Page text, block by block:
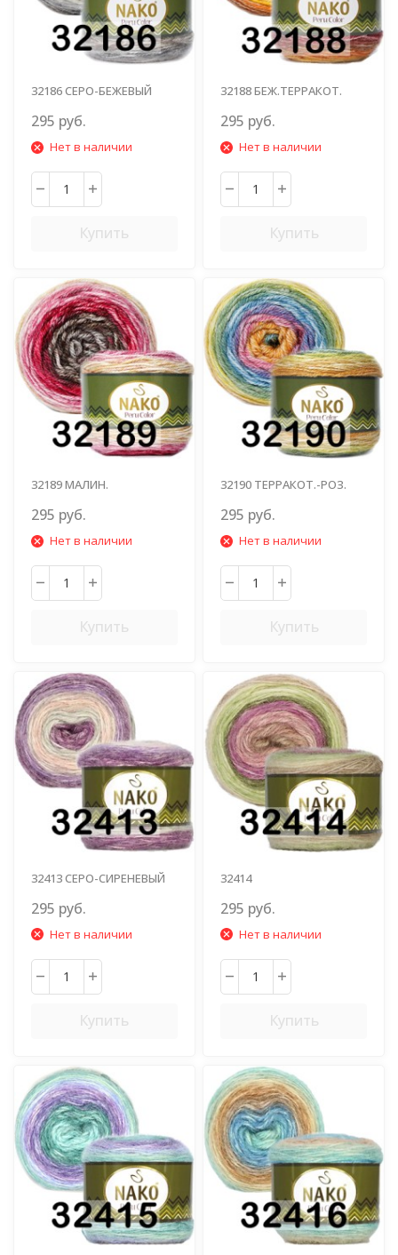
32186 СЕРО-БЕЖЕВЫЙ
295 руб.
Нет в наличии
Купить
32188 БЕЖ.ТЕРРАКОТ.
295 руб.
Нет в наличии
Купить
32189 МАЛИН.
295 руб.
Нет в наличии
Купить
32190 ТЕРРАКОТ.-РОЗ.
295 руб.
Нет в наличии
Купить
32413 СЕРО-СИРЕНЕВЫЙ
295 руб.
Нет в наличии
Купить
32414
295 руб.
Нет в наличии
Купить